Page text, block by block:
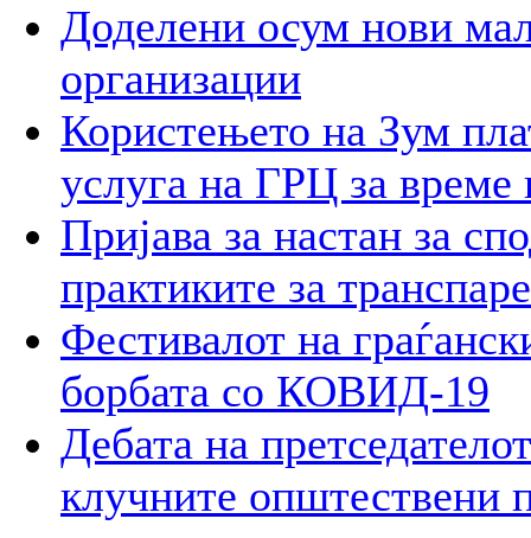
Доделени осум нови
организации
Користењето на Зум
услуга на ГРЦ за време
Пријава за настан за
практиките за
Фестивалот на
борбата со КОВИД-19
Дебата на
клучните општествени